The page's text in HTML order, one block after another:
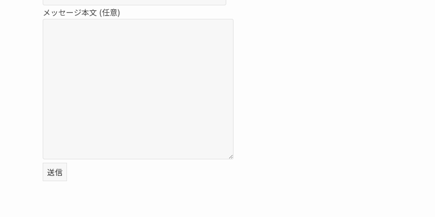
メッセージ本文 (任意)